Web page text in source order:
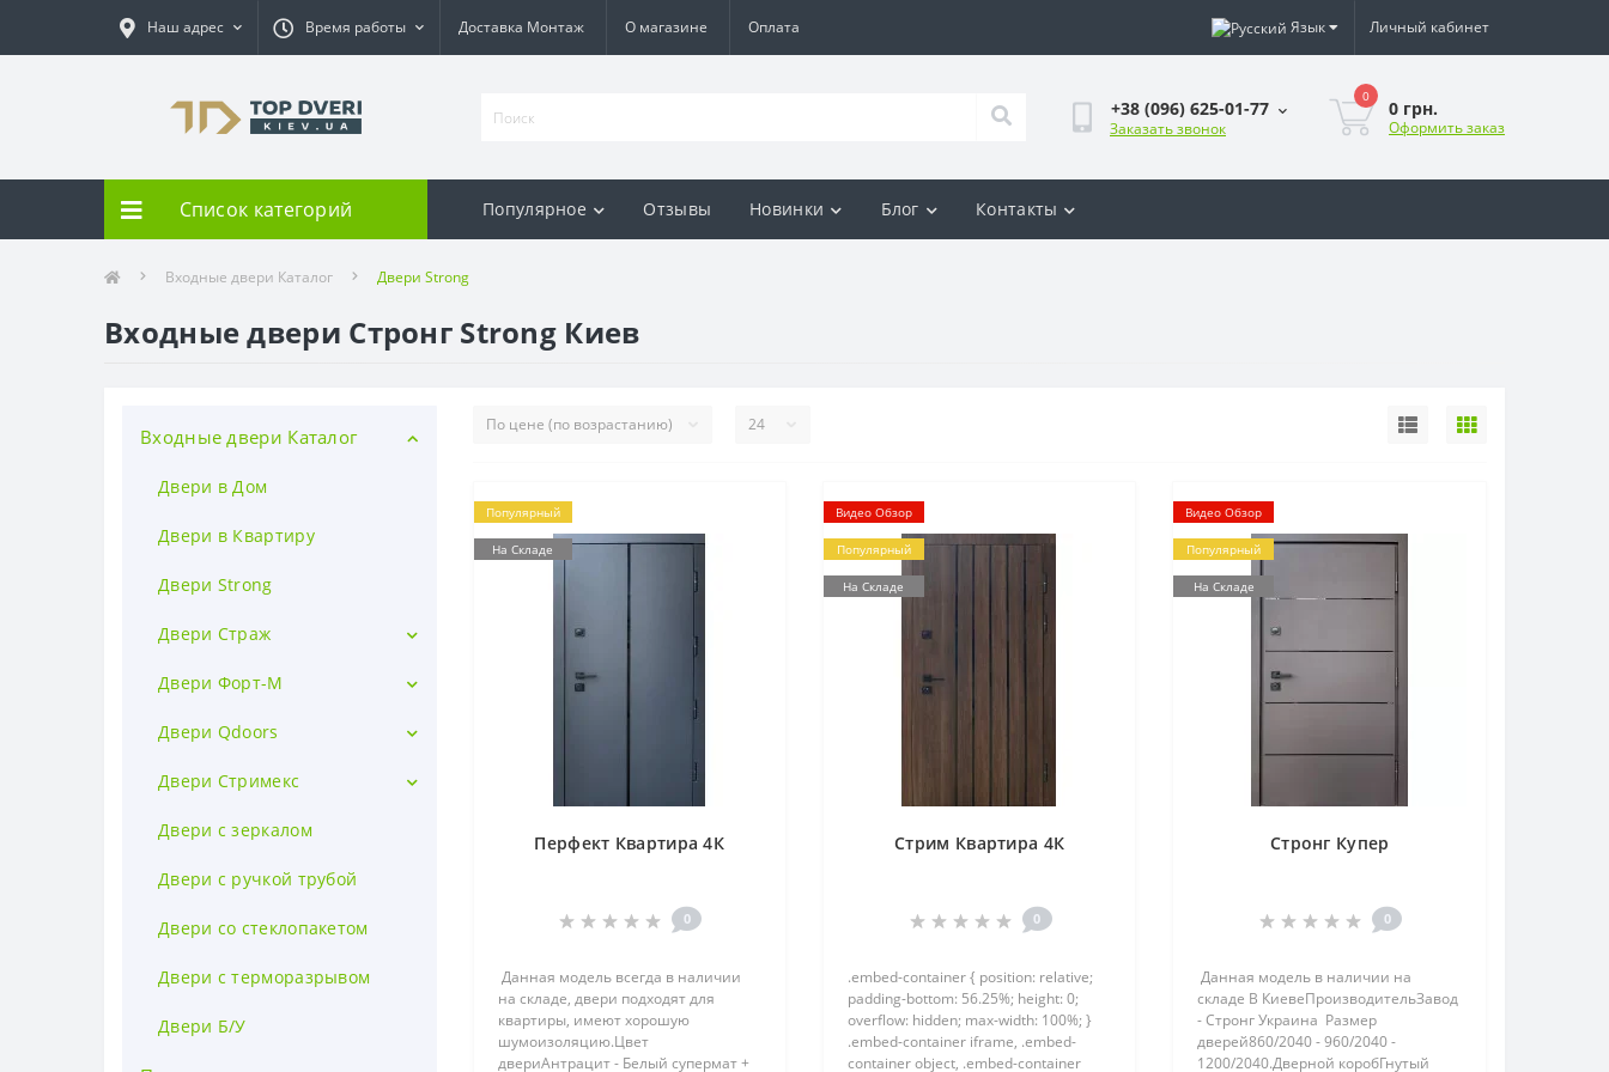
Наш адрес Время работы Доставка Монтаж О магазине Оплата Язык Личный кабинет
+38 (096) 625-01-77
Заказать звонок
0
0 грн.
Оформить заказ
Список категорий Популярное Отзывы Новинки Блог Контакты
Входные двери Каталог Двери Strong
Входные двери Стронг Strong Киев
Входные двери Каталог
Двери в Дом
Двери в Квартиру
Двери Strong
Двери Страж
Cтандарт Квартира
Престиж Квартира
Proof (двери в дом)
Двери Форт-М
(квартирные)
(уличные)
Двери Qdoors
Premium
Ultra
Avangard
Двери Стримекс
(Уличные)
Двери c зеркалом
Двери с ручкой трубой
Двери со стеклопакетом
Двери с терморазрывом
Двери Б/У
Популярный
На Складе
Перфект Квартира 4К
0
Данная модель всегда в наличии
на складе, двери подходят для
квартиры, имеют хорошую
шумоизоляцию.Цвет
двериАнтрацит - Белый супермат +
Видео Обзор
Популярный
На Складе
Стрим Квартира 4К
0
.embed-container { position: relative;
padding-bottom: 56.25%; height: 0;
overflow: hidden; max-width: 100%; }
.embed-container iframe, .embed-
container object, .embed-container
Видео Обзор
Популярный
На Складе
Стронг Купер
0
Данная модель в наличии на
складе В КиевеПроизводительЗавод
- Стронг Украина Размер
дверей860/2040 - 960/2040 -
1200/2040.Дверной коробГнутый